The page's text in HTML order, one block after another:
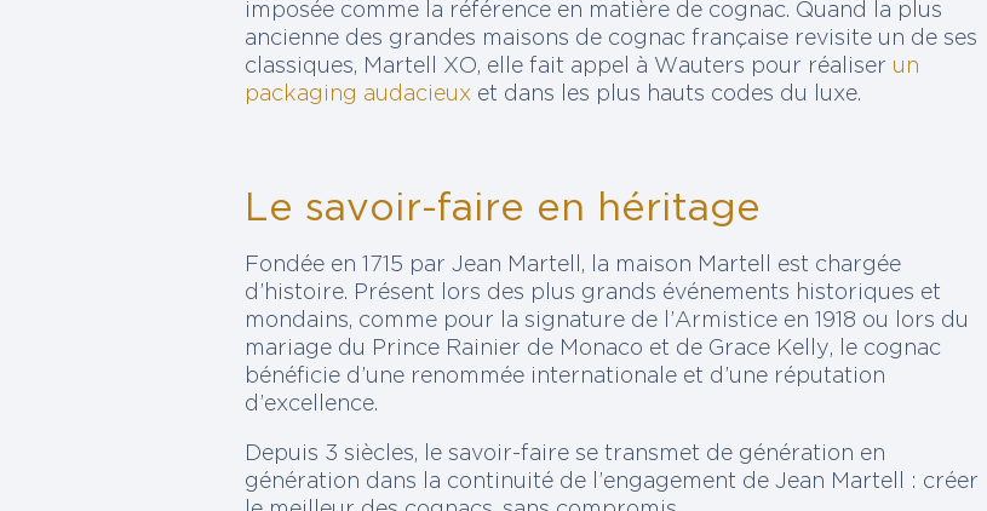
imposée comme la référence en matière de cognac. Quand la plus
ancienne des grandes maisons de cognac française revisite un de ses
classiques, Martell XO, elle fait appel à Wauters pour réaliser un
packaging audacieuxet dans les plus hauts codes du luxe.
Le savoir-faire en héritage
Fondée en 1715 par Jean Martell, la maison Martell est chargée
d’histoire. Présent lors des plus grands événements historiques et
mondains, comme pour la signature de l’Armistice en 1918 ou lors du
mariage du Prince Rainier de Monaco et de Grace Kelly, le cognac
bénéficie d’une renommée internationale et d’une réputation
d’excellence.
Depuis 3 siècles, le savoir-faire se transmet de génération en
génération dans la continuité de l’engagement de Jean Martell : créer